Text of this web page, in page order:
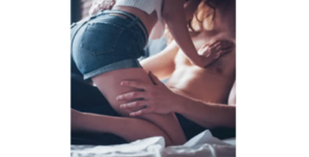
Powered by livedoor 相互RSS